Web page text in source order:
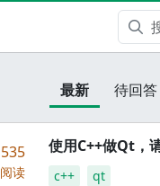
最新 待回答
535
阅读
使用C++做Qt，
c++ qt